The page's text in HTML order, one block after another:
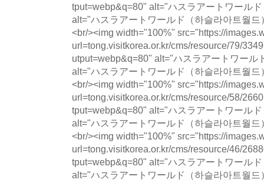
tput=webp&q=80" alt="ハスラアートワール
alt="ハスラアートワールド（하슬라아트월
<br/><img width="100%" src="https://
url=tong.visitkorea.or.kr/cms/resource/79/
utput=webp&q=80" alt="ハスラアートワール
alt="ハスラアートワールド（하슬라아트월
<br/><img width="100%" src="https://
url=tong.visitkorea.or.kr/cms/resource/58/
tput=webp&q=80" alt="ハスラアートワール
alt="ハスラアートワールド（하슬라아트월
<br/><img width="100%" src="https://
url=tong.visitkorea.or.kr/cms/resource/46/
tput=webp&q=80" alt="ハスラアートワール
alt="ハスラアートワールド（하슬라아트월